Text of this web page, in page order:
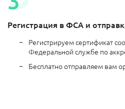
Регистрация в ФСА и
Регистрируем сертификат
Федеральной службе по
Бесплатно отправляем вам